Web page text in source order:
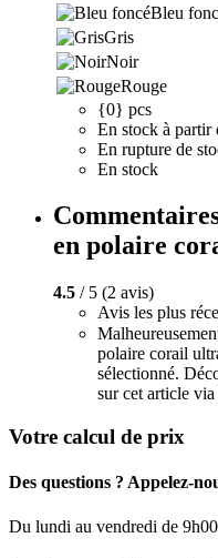
Bleu
Gris
Noir
Rouge
{0} pcs
En stock à
En rupture de
En stock
en polaire
4.5 / 5 (2 avis)
Avis les plus
polaire corail
sélectionné.
sur cet article
Votre calcul de prix
Des questions ? Appelez-
Du lundi au vendredi de